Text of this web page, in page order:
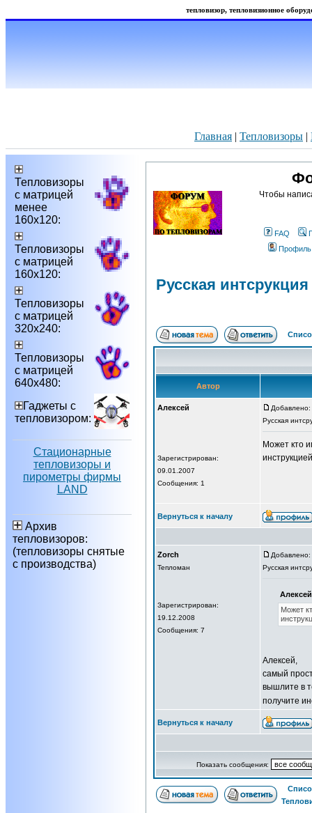
тепловизор, тепловизионное
Главная | Тепловизоры |
Тепловизоры
с матрицей
менее
160х120:
Тепловизоры
с матрицей
160х120:
Тепловизоры
с матрицей
320х240:
Тепловизоры
с матрицей
640х480:
Гаджеты с
тепловизором:
Стационарные
тепловизоры и
пирометры фирмы
LAND
Архив
тепловизоров:
(тепловизоры снятые
с производства)
Чтобы
FAQ
Профиль
Русская
Автор
Алексей
Зарегистрирован:
09.01.2007
Сообщения: 1
Русская
Может кто
Вернуться к началу
Zorch
Тепломан
Зарегистрирован:
19.12.2008
Сообщения: 7
Русская
Может
Алексей,
самый
вышлите в
получите
Вернуться к началу
Показать сообщения: